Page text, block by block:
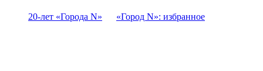
20-лет «Города N» «Город N»: избранное